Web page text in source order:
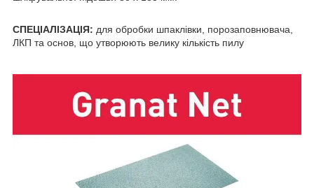
СПЕЦІАЛІЗАЦІЯ: для обробки шпаклівки, порозаповнювача,
ЛКП та основ, що утворюють велику кількість пилу